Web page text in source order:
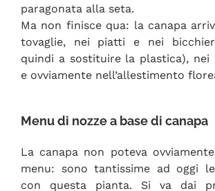
paragonata alla seta.
Ma non finisce qua: la canapa
tovaglie, nei piatti e nei
quindi a sostituire la plastica), nei
e ovviamente nell’allestimento
Menu di nozze a base di canapa
La canapa non poteva
menu: sono tantissime ad oggi
con questa pianta. Si va dai